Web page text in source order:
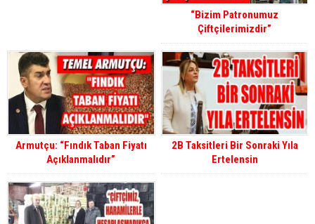
“Bizim Patronumuz
Çiftçilerimizdir”
Armutçu: “Fındık Taban Fiyatı
Açıklanmalıdır”
2B Taksitleri Bir Sonraki Yıla
Ertelensin